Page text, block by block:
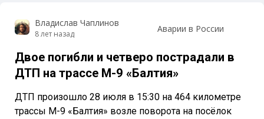
Владислав Чаплинов
8 лет назад Аварии в России
Двое погибли и четверо пострадали в
ДТП на трассе М-9 «Балтия»
ДТП произошло 28 июля в 15:30 на 464 километре
трассы М-9 «Балтия» возле поворота на посёлок